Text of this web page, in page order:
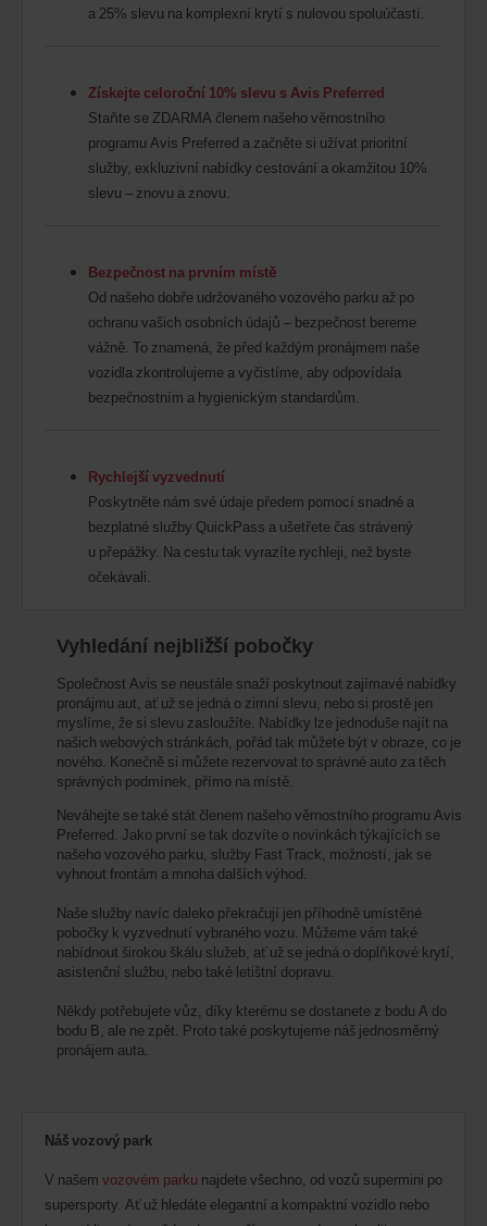
a 25% slevu na komplexní krytí s nulovou spoluúčastí.
Získejte celoroční 10% slevu s Avis Preferred
Staňte se ZDARMA členem našeho věrnostního
programu Avis Preferred a začněte si užívat prioritní
služby, exkluzivní nabídky cestování a okamžitou 10%
slevu – znovu a znovu.
Bezpečnost na prvním místě
Od našeho dobře udržovaného vozového parku až po
ochranu vašich osobních údajů – bezpečnost bereme
vážně. To znamená, že před každým pronájmem naše
vozidla zkontrolujeme a vyčistíme, aby odpovídala
bezpečnostním a hygienickým standardům.
Rychlejší vyzvednutí
Poskytněte nám své údaje předem pomocí snadné a
bezplatné služby QuickPass a ušetřete čas strávený
u přepážky. Na cestu tak vyrazíte rychleji, než byste
očekávali.
Vyhledání nejbližší pobočky
Společnost Avis se neustále snaží poskytnout zajímavé nabídky
pronájmu aut, ať už se jedná o zimní slevu, nebo si prostě jen
myslíme, že si slevu zasloužíte. Nabídky lze jednoduše najít na
našich webových stránkách, pořád tak můžete být v obraze, co je
nového. Konečně si můžete rezervovat to správné auto za těch
správných podmínek, přímo na místě.
Neváhejte se také stát členem našeho věrnostního programu Avis
Preferred. Jako první se tak dozvíte o novinkách týkajících se
našeho vozového parku, služby Fast Track, možností, jak se
vyhnout frontám a mnoha dalších výhod.
Naše služby navíc daleko překračují jen příhodně umístěné
pobočky k vyzvednutí vybraného vozu. Můžeme vám také
nabídnout širokou škálu služeb, ať už se jedná o doplňkové krytí,
asistenční službu, nebo také letištní dopravu.
Někdy potřebujete vůz, díky kterému se dostanete z bodu A do
bodu B, ale ne zpět. Proto také poskytujeme náš jednosměrný
pronájem auta.
Náš vozový park
V našem vozovém parku najdete všechno, od vozů supermini po
supersporty. Ať už hledáte elegantní a kompaktní vozidlo nebo